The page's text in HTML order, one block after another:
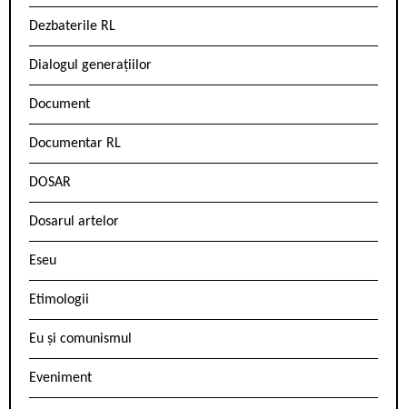
Dezbaterile RL
Dialogul generațiilor
Document
Documentar RL
DOSAR
Dosarul artelor
Eseu
Etimologii
Eu și comunismul
Eveniment